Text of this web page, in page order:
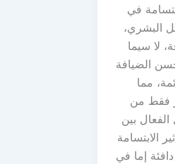
في
البشري،
لا سيما
الضيافة
مما
فقط من
بين
الابتسامة
إما في